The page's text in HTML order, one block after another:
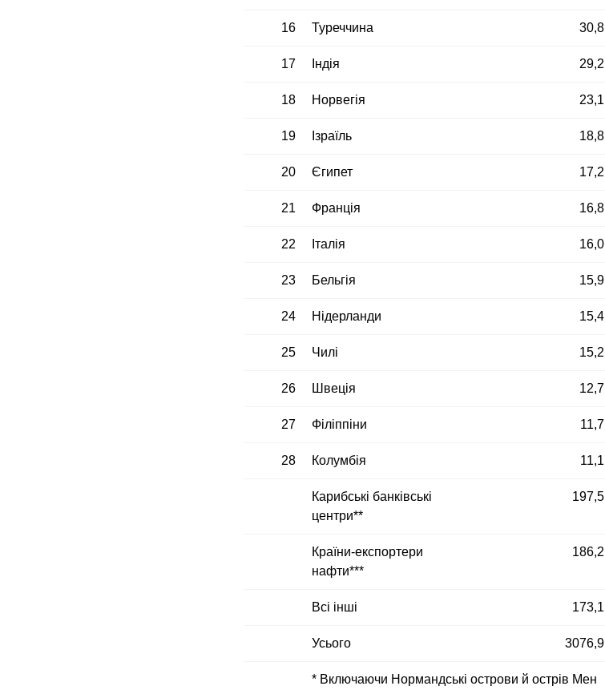
16 Туреччина 30,8
17 Індія 29,2
18 Норвегія 23,1
19 Ізраїль 18,8
20 Єгипет 17,2
21 Франція 16,8
22 Італія 16,0
23 Бельгія 15,9
24 Нідерланди 15,4
25 Чилі 15,2
26 Швеція 12,7
27 Філіппіни 11,7
28 Колумбія 11,1
Карибські банківські
центри**
197,5
Країни-експортери
нафти***
186,2
Всі інші 173,1
Усього 3076,9
* Включаючи Нормандські острови й острів Мен